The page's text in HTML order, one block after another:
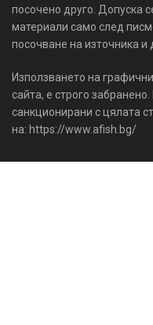
посочено друго. Допуска
материали само след
посочване на източника
Използването на
сайта, е строго
санкционирани с цялата
на: https://www.afish.bg/